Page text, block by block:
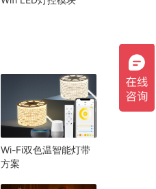
Wi-Fi双色温智能灯带
方案